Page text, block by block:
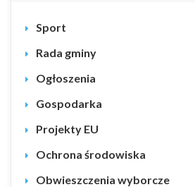
Sport
Rada gminy
Ogłoszenia
Gospodarka
Projekty EU
Ochrona środowiska
Obwieszczenia wyborcze